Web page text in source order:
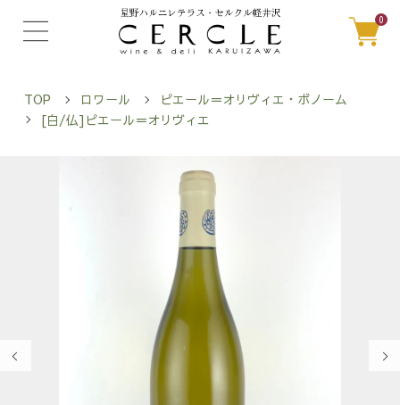
0
TOP ロワール
ピエール＝オリヴィエ・ボノーム
[白/仏]ピエール＝オリヴィエ